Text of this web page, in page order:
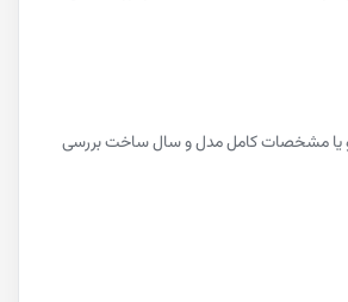
یا مشخصات کامل مدل و سال ساخت بررسی